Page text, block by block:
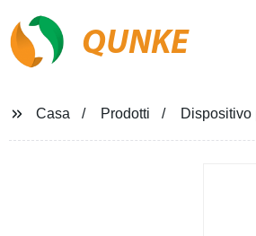
QUNKE
Casa Prodotti Dispositivo